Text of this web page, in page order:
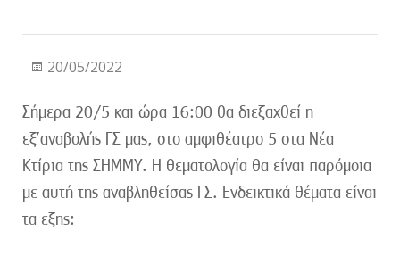
20/05/2022
Σήμερα 20/5 και ώρα 16:00 θα διεξαχθεί η
εξ’αναβολής ΓΣ μας, στο αμφιθέατρο 5 στα Νέα
Κτίρια της ΣΗΜΜΥ. Η θεματολογία θα είναι παρόμοια
με αυτή της αναβληθείσας ΓΣ. Ενδεικτικά θέματα είναι
τα εξης: